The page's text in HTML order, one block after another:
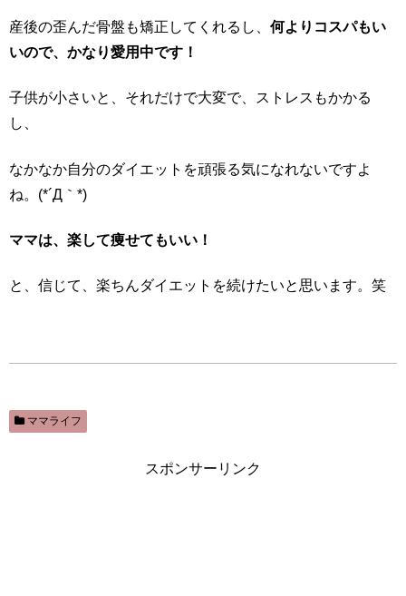
産後の歪んだ骨盤も矯正してくれるし、 何よりコスパもい
いので、かなり愛用中です！
子供が小さいと、それだけで大変で、ストレスもかかる
し、
なかなか自分のダイエットを頑張る気になれないですよ
ね。(*´Д｀*)
ママは、楽して痩せてもいい！
と、信じて、楽ちんダイエットを続けたいと思います。笑
ママライフ
スポンサーリンク